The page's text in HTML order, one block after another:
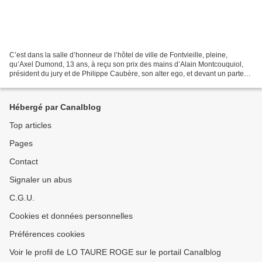
C’est dans la salle d’honneur de l’hôtel de ville de Fontvieille, pleine,
qu’Axel Dumond, 13 ans, à reçu son prix des mains d’Alain Montcouquiol,
président du jury et de Philippe Caubère, son alter ego, et devant un parterre
Hébergé par Canalblog
Top articles
Pages
Contact
Signaler un abus
C.G.U.
Cookies et données personnelles
Préférences cookies
Voir le profil de LO TAURE ROGE sur le portail Canalblog